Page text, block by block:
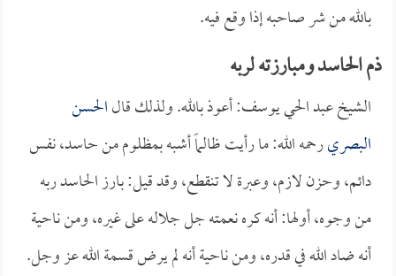
بالله من شر صاحبه إذا وقع فيه.
ذم الحاسد ومبارزته لربه
الشيخ عبد الحي يوسف: أعوذ بالله. ولذلك قالالحسن
البصريرحمه الله: ما رأيت ظالماً أشبه بمظلوم من حاسد، نفس
دائم، وحزن لازم، وعبرة لا تنقطع، وقد قيل: بارز الحاسد ربه
من وجوه، أولها: أنه كره نعمته جل جلاله على غيره، ومن ناحية
أنه ضاد الله في قدره، ومن ناحية أنه لم يرض قسمة الله عز وجل.